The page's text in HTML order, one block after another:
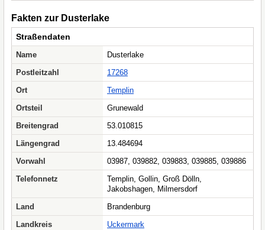
Fakten zur Dusterlake
Straßendaten
Name
Dusterlake
Postleitzahl
17268
Ort
Templin
Ortsteil
Grunewald
Breitengrad
53.010815
Längengrad
13.484694
Vorwahl
03987, 039882, 039883, 039885, 039886
Telefonnetz
Templin, Gollin, Groß Dölln,
Jakobshagen, Milmersdorf
Land
Brandenburg
Landkreis
Uckermark